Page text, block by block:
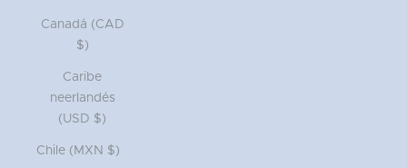
Canadá (CAD
$)
Caribe
neerlandés
(USD $)
Chile (MXN $)